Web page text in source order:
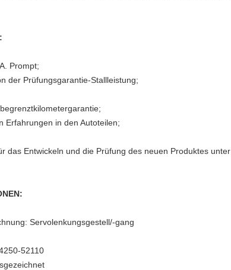
Prompt;
der Prüfungsgarantie-Stallleistung;
Erfahrungen in den Autoteilen;
das Entwickeln und die Prüfung des neuen Produktes
Servolenkungsgestell/-gang
52110